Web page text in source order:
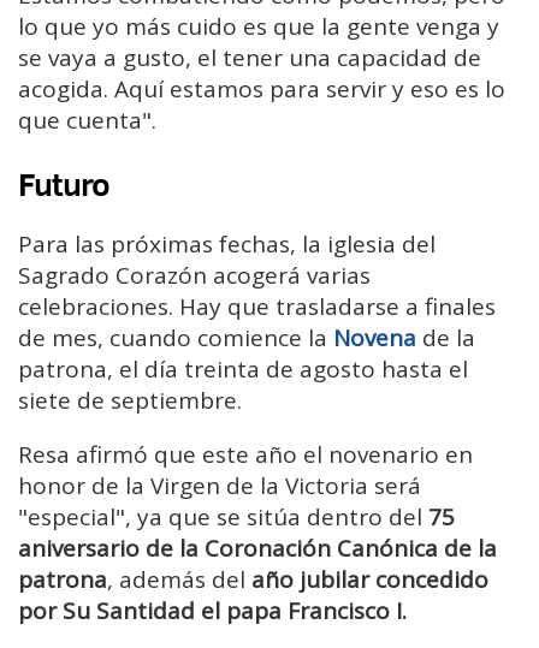
lo que yo más cuido es que la gente venga y
se vaya a gusto, el tener una capacidad de
acogida. Aquí estamos para servir y eso es lo
que cuenta".
Futuro
Para las próximas fechas, la iglesia del
Sagrado Corazón acogerá varias
celebraciones. Hay que trasladarse a finales
de mes, cuando comience la Novena de la
patrona, el día treinta de agosto hasta el
siete de septiembre.
Resa afirmó que este año el novenario en
honor de la Virgen de la Victoria será
"especial", ya que se sitúa dentro del 75
aniversario de la Coronación Canónica de la
patrona, además del año jubilar concedido
por Su Santidad el papa Francisco I.